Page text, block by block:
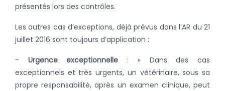
présentés lors des contrôles.
Les autres cas d’exceptions, déjà prévus dans l’AR du 21
juillet 2016 sont toujours d’application :
- Urgence exceptionnelle : « Dans des cas
exceptionnels et très urgents, un vétérinaire, sous sa
propre responsabilité, après un examen clinique, peut